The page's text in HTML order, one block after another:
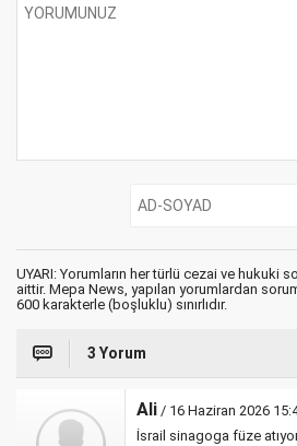
UYARI: Yorumların her türlü cezai ve hukuki
aittir. Mepa News, yapılan yorumlardan
600 karakterle (boşluklu) sınırlıdır.
3 Yorum
Ali / 16 Haziran 2026
İsrail sinagoga füze